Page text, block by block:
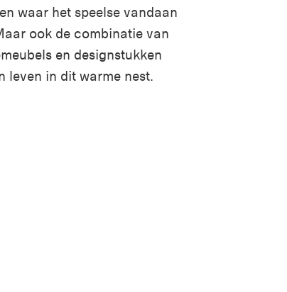
waar het speelse vandaan
ook de combinatie van
en designstukken
leven in dit warme nest.